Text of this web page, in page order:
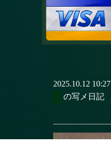
2025.10.12 10:27
の写メ日記